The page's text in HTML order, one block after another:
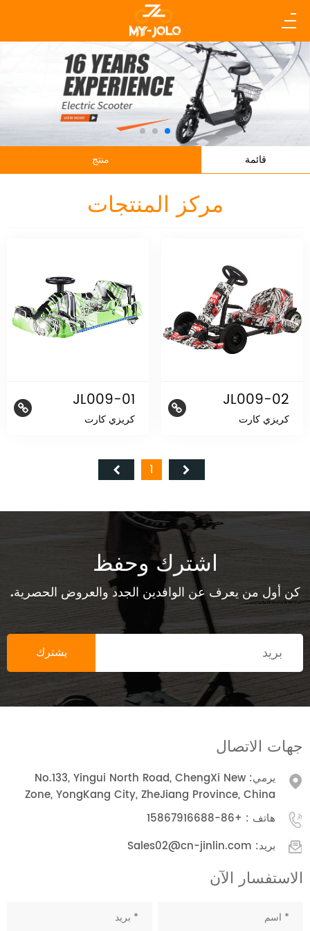
منتج قائمة
مركز المنتجات
JL009-02
كريزي كارت
JL009-01
كريزي كارت
1
اشترك وحفظ
كن أول من يعرف عن الوافدين الجدد والعروض الحصرية.
جهات الاتصال
يرمي: No.133, Yingui North Road, ChengXi New
Zone, YongKang City, ZheJiang Province, China
هاتف : +86-15867916688
بريد: Sales02@cn-jinlin.com
الاستفسار الآن